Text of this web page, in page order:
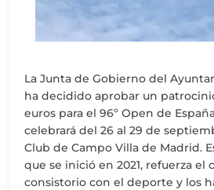
La Junta de Gobierno del
ha decidido aprobar un
euros para el 96º Open de
celebrará del 26 al 29 de
Club de Campo Villa de Madrid.
que se inició en 2021, refuerza el
consistorio con el deporte y los